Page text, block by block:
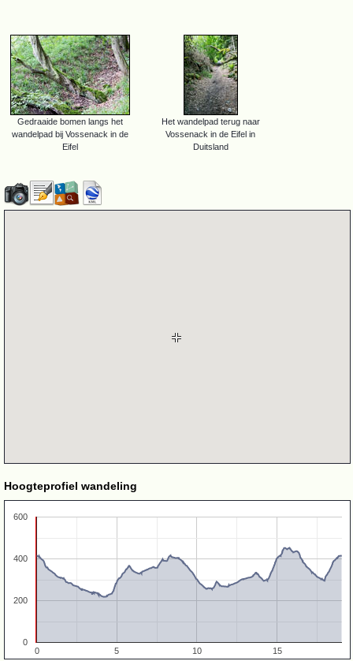
Gedraaide bomen langs het
wandelpad bij Vossenack in de
Eifel
Het wandelpad terug naar
Vossenack in de Eifel in
Duitsland
Hoogteprofiel wandeling
0 5 10 15
0
200
400
600